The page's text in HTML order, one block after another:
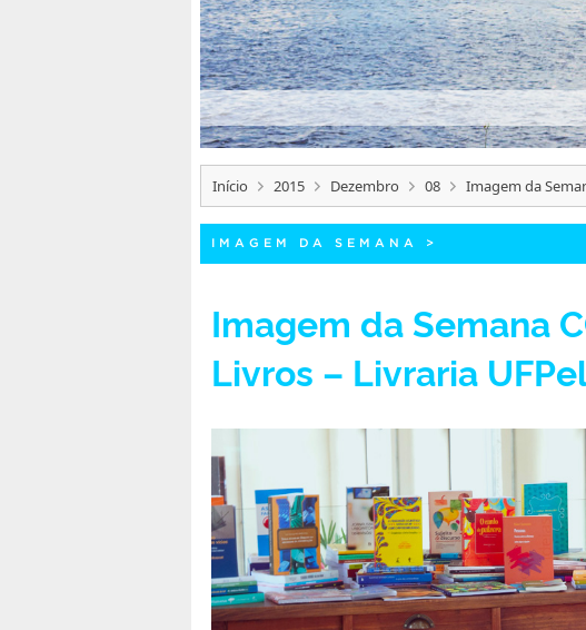
Início 2015 Dezembro 08 Imagem da
IMAGEM DA SEMANA >
Imagem da Semana
Livros – Livraria